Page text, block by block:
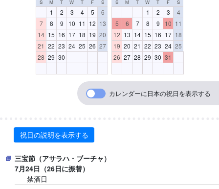
S M T W T F S
1 2 3 4 5
6
7
8 9 10 11 12 13
14 15 16 17 18 19 20
21 22 23 24 25 26 27
28 29 30
S M T W T F S
1 2 3
4
5
6 7 8 9 10 11
12 13 14 15 16 17 18
19 20 21 22 23 24 25
26 27 28 29 30 31
カレンダーに日本の祝日を表示する
祝日の説明を表示する
三宝節（アサラハ・ブーチャ）
7月24日（26日に振替）
禁酒日